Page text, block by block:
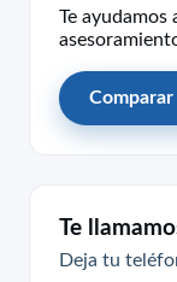
Te ayudamos
Comparar
Te
Deja tu